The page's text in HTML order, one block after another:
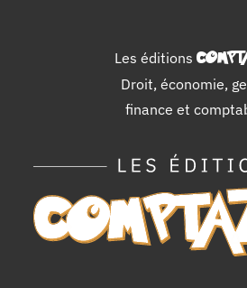
Les éditions
Droit, économie,
finance et